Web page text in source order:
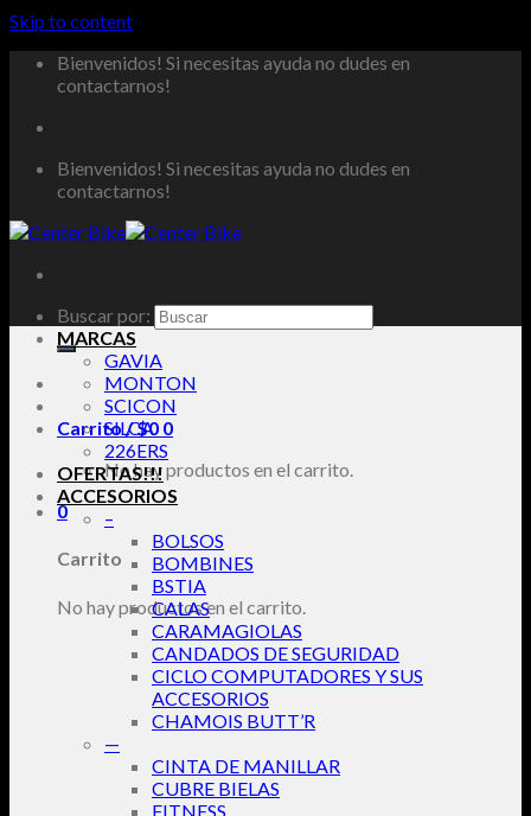
Skip to content
Bienvenidos! Si necesitas ayuda no dudes en
contactarnos!
Bienvenidos! Si necesitas ayuda no dudes en
contactarnos!
Buscar por:
Carrito /$0 0
No hay productos en el carrito.
0
Carrito
No hay productos en el carrito.
MARCAS
GAVIA
MONTON
SCICON
SILCA
226ERS
OFERTAS!!!
ACCESORIOS
–
BOLSOS
BOMBINES
BSTIA
CALAS
CARAMAGIOLAS
CANDADOS DE SEGURIDAD
CICLO COMPUTADORES Y SUS
ACCESORIOS
CHAMOIS BUTT’R
—
CINTA DE MANILLAR
CUBRE BIELAS
FITNESS